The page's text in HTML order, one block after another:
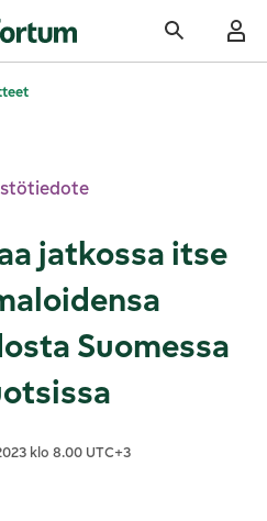
etusivu
jatkossa itse
Suomessa
klo 8.00 UTC+3